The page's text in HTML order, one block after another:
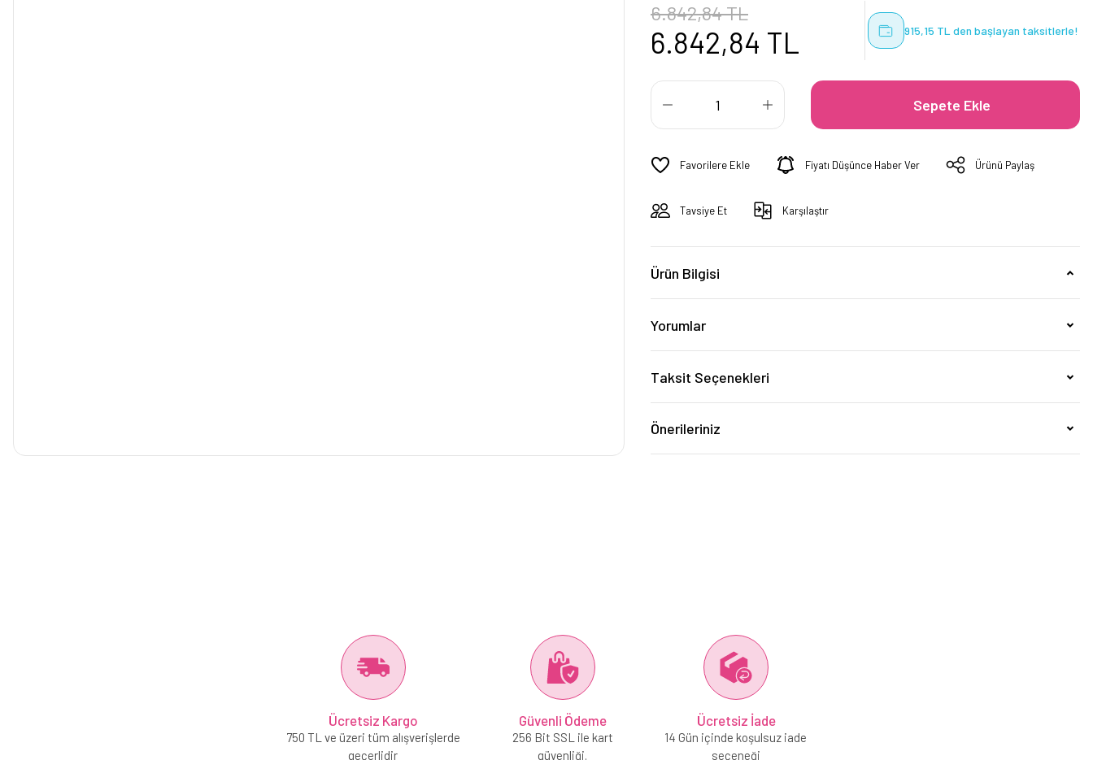
6.842,84 TL
6.842,84 TL 915,15 TL den başlayan taksitlerle!
Sepete Ekle
Fiyatı Düşünce Haber Ver Ürünü Paylaş
Tavsiye Et Karşılaştır
Ürün Bilgisi
Yorumlar
Taksit Seçenekleri
Önerileriniz
Ücretsiz Kargo
750 TL ve üzeri tüm alışverişlerde
geçerlidir
Güvenli Ödeme
256 Bit SSL ile kart
güvenliği.
Ücretsiz İade
14 Gün içinde koşulsuz iade
seçeneği